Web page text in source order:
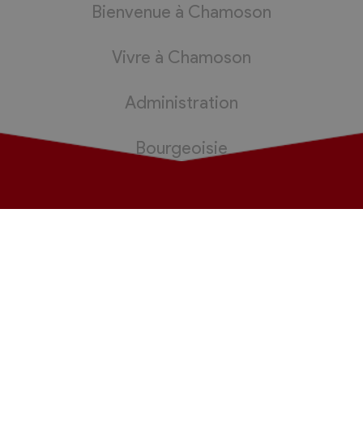
Bienvenue à Chamoson
Vivre à Chamoson
Administration
Bourgeoisie